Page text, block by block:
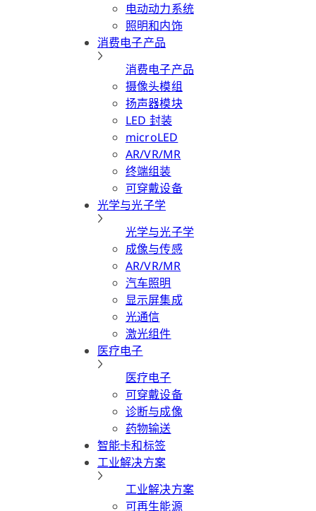
电动动力系统
照明和内饰
消费电子产品
消费电子产品
摄像头模组
扬声器模块
LED 封装
microLED
AR/VR/MR
终端组装
可穿戴设备
光学与光子学
光学与光子学
成像与传感
AR/VR/MR
汽车照明
显示屏集成
光通信
激光组件
医疗电子
医疗电子
可穿戴设备
诊断与成像
药物输送
智能卡和标签
工业解决方案
工业解决方案
可再生能源